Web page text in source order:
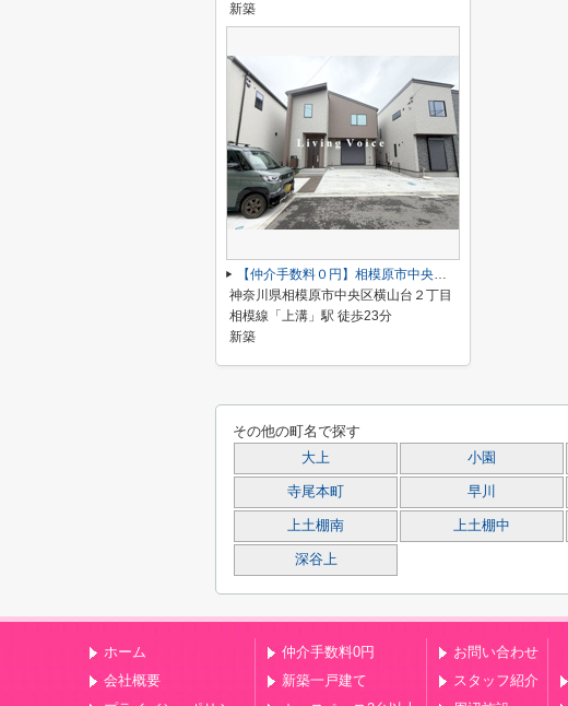
新築
【仲介手数料０円】相模原市中央区横山台2丁目（1～8号棟）新築一戸建て 1号棟 全19棟
神奈川県相模原市中央区横山台２丁目
相模線「上溝」駅 徒歩23分
新築
その他の町名で探す
大上 小園
寺尾本町 早川
上土棚南 上土棚中
深谷上
ホーム
会社概要
仲介手数料0円
新築一戸建て
お問い合わせ
スタッフ紹介